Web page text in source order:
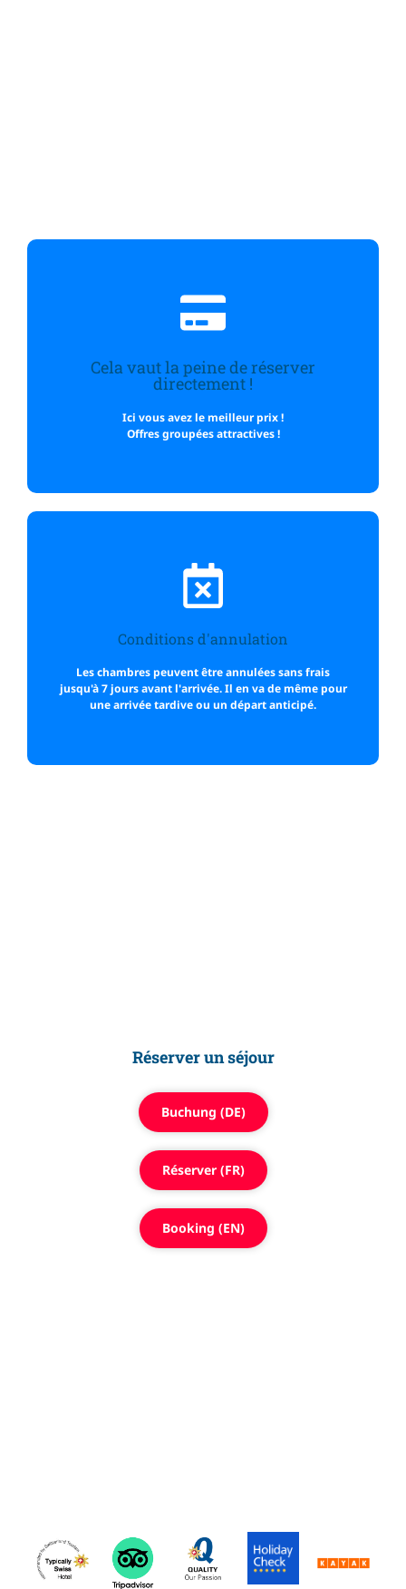
Cela vaut la peine de réserver
directement !
Ici vous avez le meilleur prix !
Offres groupées attractives !
Cela vaut la peine de réserver
directement !
Nous serions ravis de vous accueillir parmi nous !
Conditions d'annulation
Les chambres peuvent être annulées sans frais
jusqu'à 7 jours avant l'arrivée. Il en va de même pour
une arrivée tardive ou un départ anticipé.
Réserver un séjour
Buchung (DE)
Réserver (FR)
Booking (EN)